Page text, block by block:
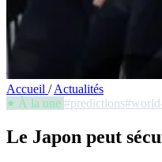
Accueil / Actualités
À la une #predictions
Le Japon peut